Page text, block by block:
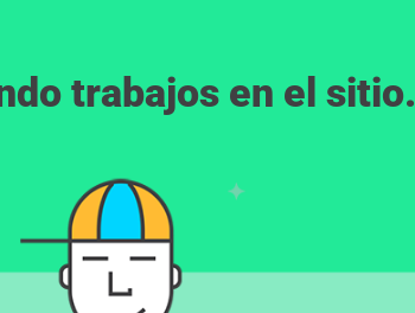
trabajos en el sitio.